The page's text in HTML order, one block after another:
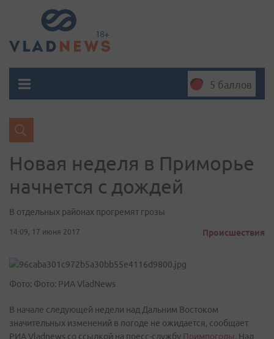
5 баллов
Новая неделя в Приморье
начнется с дождей
В отдельных районах прогремят грозы
14:09, 17 июня 2017 Происшествия
Фото: Фото: РИА VladNews
В начале следующей недели над Дальним Востоком
значительных изменений в погоде не ожидается, сообщает
РИА Vladnews со ссылкой на пресс-службу Примпогоды. Над